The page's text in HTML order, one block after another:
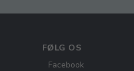
FØLG OS
Facebook